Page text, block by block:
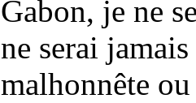
Gabon, je ne
ne serai
malhonnête